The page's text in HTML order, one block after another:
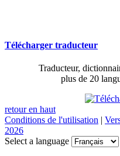
Télécharger traducteur
Traducteur,
plus de 20
retour en haut
Conditions de l'utilisation |
2026
Select a language